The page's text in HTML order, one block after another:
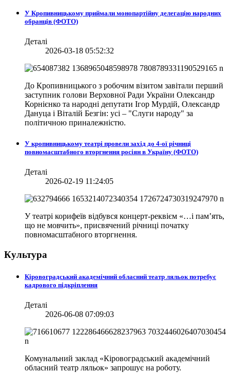
У Кропивницькому приймали монопартійну делегацію народних
обранців (ФОТО)
Деталі
2026-03-18 05:52:32
До Кропивницького з робочим візитом завітали перший
заступник голови Верховної Ради України Олександр
Корнієнко та народні депутати Ігор Мурдій, Олександр
Дануца і Віталій Безгін: усі – "Слуги народу" за
політичною приналежністю.
У кропивницькому театрі провели захід до 4-ої річниці
повномасштабного вторгнення росіян в Україну (ФОТО)
Деталі
2026-02-19 11:24:05
У театрі корифеїв відбувся концерт-реквієм «…і пам’ять,
що не мовчить», присвячений річниці початку
повномасштабного вторгнення.
Культура
Кіровоградський академічний обласний театр ляльок потребує
кадрового підкріплення
Деталі
2026-06-08 07:09:03
Комунальний заклад «Кіровоградський академічний
обласний театр ляльок» запрошує на роботу.